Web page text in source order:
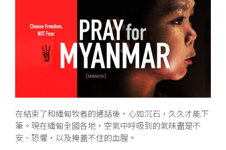
在結束了和緬甸牧者的通話後，心如沉石，久久才能下
筆。現在緬甸全國各地，空氣中呼吸到的氣味盡是不
安、恐懼，以及掩蓋不住的血腥。